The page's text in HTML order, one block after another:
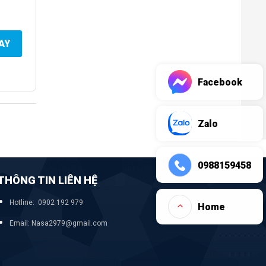
TIN LIÊN HỆ
Hotline: 0902 192 979
Email: Nasa2979@gmail.com
Facebook
Zalo
0988159458
Home